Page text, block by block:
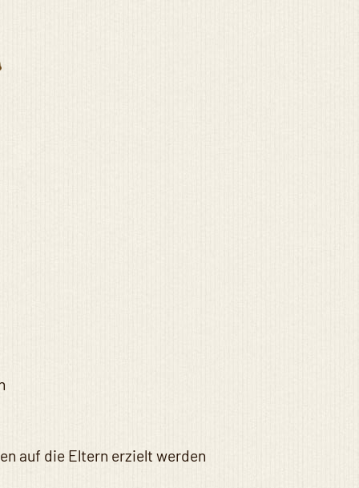
auf die Eltern erzielt werden